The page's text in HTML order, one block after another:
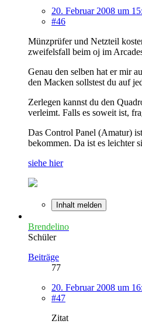
20. Februar 2008 um
#46
Münzprüfer und Netzteil
zweifelsfall beim oj im
Genau den selben hat er mir
den Macken sollstest du auf
Zerlegen kannst du den
verleimt. Falls es soweit ist,
Das Control Panel (Amatur)
bekommen. Da ist es leichter
siehe hier
Inhalt melden
Brendelino
Schüler
Beiträge
77
20. Februar 2008 um
#47
Zitat